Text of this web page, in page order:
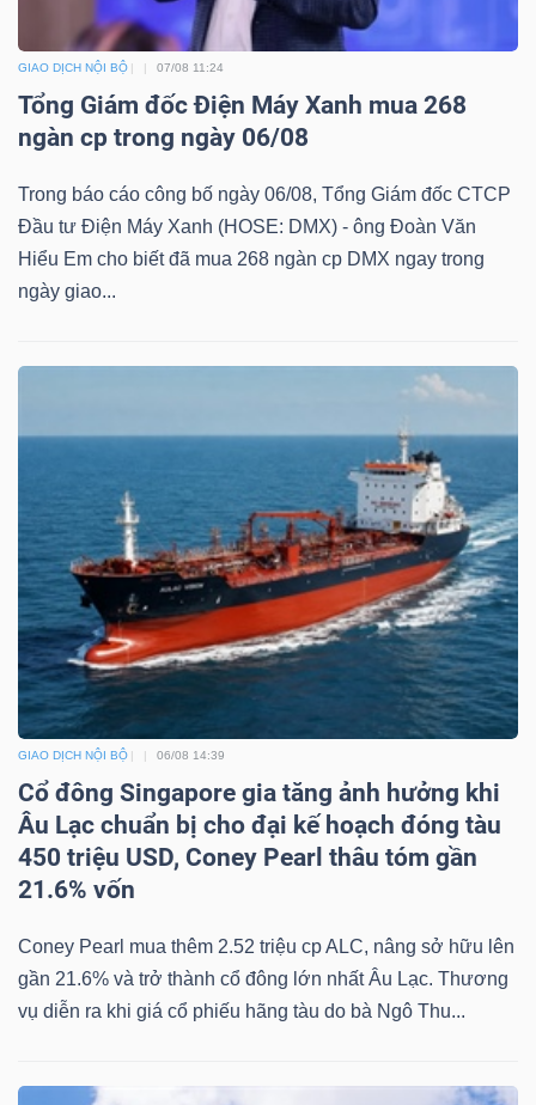
GIAO DỊCH NỘI BỘ 07/08 11:24
Tổng Giám đốc Điện Máy Xanh mua 268
ngàn cp trong ngày 06/08
Trong báo cáo công bố ngày 06/08, Tổng Giám đốc CTCP
Đầu tư Điện Máy Xanh (HOSE: DMX) - ông Đoàn Văn
Hiểu Em cho biết đã mua 268 ngàn cp DMX ngay trong
ngày giao...
GIAO DỊCH NỘI BỘ 06/08 14:39
Cổ đông Singapore gia tăng ảnh hưởng khi
Âu Lạc chuẩn bị cho đại kế hoạch đóng tàu
450 triệu USD, Coney Pearl thâu tóm gần
21.6% vốn
Coney Pearl mua thêm 2.52 triệu cp ALC, nâng sở hữu lên
gần 21.6% và trở thành cổ đông lớn nhất Âu Lạc. Thương
vụ diễn ra khi giá cổ phiếu hãng tàu do bà Ngô Thu...
SẢN
Mã
chứng
(-)
Tất cả Cổ phiếu Chỉ số Chứng chỉ quỹ Chứng
đạo
Cổ đông lớn
Tin
tức
(-)
Bài
viết
của
tác
giả
(-)
cáo
phân
tích